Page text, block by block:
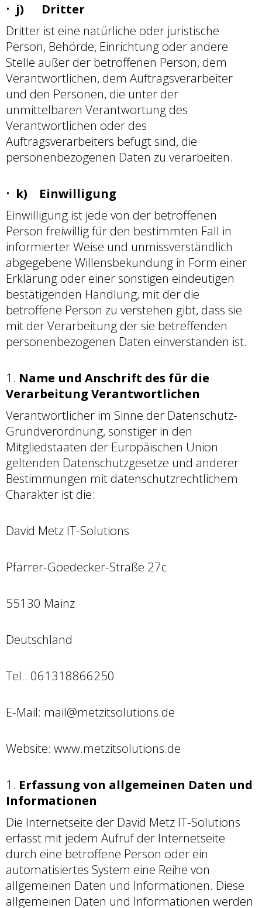
j) Dritter
Dritter ist eine natürliche oder juristische
Person, Behörde, Einrichtung oder andere
Stelle außer der betroffenen Person, dem
Verantwortlichen, dem Auftragsverarbeiter
und den Personen, die unter der
unmittelbaren Verantwortung des
Verantwortlichen oder des
Auftragsverarbeiters befugt sind, die
personenbezogenen Daten zu verarbeiten.
k) Einwilligung
Einwilligung ist jede von der betroffenen
Person freiwillig für den bestimmten Fall in
informierter Weise und unmissverständlich
abgegebene Willensbekundung in Form einer
Erklärung oder einer sonstigen eindeutigen
bestätigenden Handlung, mit der die
betroffene Person zu verstehen gibt, dass sie
mit der Verarbeitung der sie betreffenden
personenbezogenen Daten einverstanden ist.
Name und Anschrift des für die
Verarbeitung Verantwortlichen
Verantwortlicher im Sinne der Datenschutz-
Grundverordnung, sonstiger in den
Mitgliedstaaten der Europäischen Union
geltenden Datenschutzgesetze und anderer
Bestimmungen mit datenschutzrechtlichem
Charakter ist die:
David Metz IT-Solutions
Pfarrer-Goedecker-Straße 27c
55130 Mainz
Deutschland
Tel.: 061318866250
E-Mail: mail@metzitsolutions.de
Website: www.metzitsolutions.de
Erfassung von allgemeinen Daten und
Informationen
Die Internetseite der David Metz IT-Solutions
erfasst mit jedem Aufruf der Internetseite
durch eine betroffene Person oder ein
automatisiertes System eine Reihe von
allgemeinen Daten und Informationen. Diese
allgemeinen Daten und Informationen werden